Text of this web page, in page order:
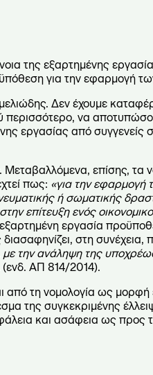
της εξαρτημένης
για την εφαρμογή
Δεν έχουμε
να
εργασίας από συγγενείς
επίσης, τα
πως: «για την εφαρμογή
ή σωματικής
επίτευξη ενός
εργασία
στη συνέχεια,
με την ανάληψη της
(ενδ. ΑΠ 814/2014).
από τη νομολογία ως
της συγκεκριμένης
και ασάφεια ως προς